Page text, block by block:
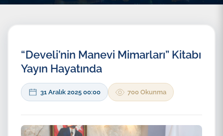
“Develi’nin Manevi Mimarları” Kitabı
Yayın Hayatında
31 Aralık 2025 00:00 700 Okunma